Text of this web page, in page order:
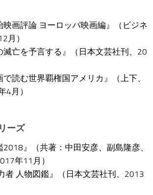
映画評論 ヨーロッパ映画編』（ビジネ
月）
滅亡を予言する』（日本文芸社刊、20
で読む世界覇権国アメリカ』（上下、
4月）
ーズ
2018』（共著：中田安彦、副島隆彦、
年11月）
者 人物図鑑』（日本文芸社刊、2013